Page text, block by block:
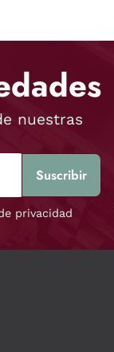
nuestras
privacidad